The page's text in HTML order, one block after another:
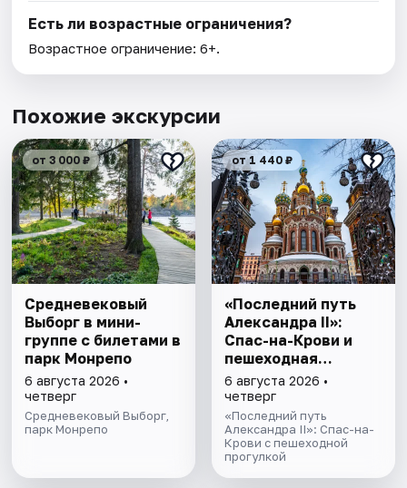
Есть ли возрастные ограничения?
Возрастное ограничение: 6+.
Похожие экскурсии
от 3 000 ₽
Cредневековый
Выборг в мини-
группе c билетами в
парк Монрепо
6 августа 2026 •
четверг
Средневековый Выборг,
парк Монрепо
от 1 440 ₽
«Последний путь
Александра II»:
Спас-на-Крови и
пешеходная
прогулка
6 августа 2026 •
четверг
«Последний путь
Александра II»: Спас-на-
Крови с пешеходной
прогулкой